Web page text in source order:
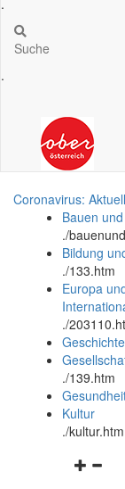
Suche
.
Coronavirus:
Bauen
./
Bildung
./133.htm
Europa
./
./139.htm
Kultur
./kultur.htm